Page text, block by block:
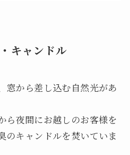
キャンドル
窓から差し込む自然光があ
ら夜間にお越しのお客様を
のキャンドルを焚いていま